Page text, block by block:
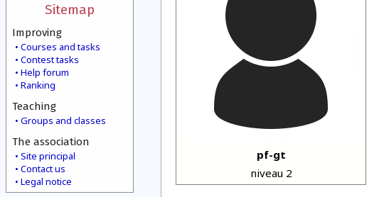
Sitemap
Improving
Courses and tasks
Contest tasks
Help forum
Ranking
Teaching
Groups and classes
The association
Site principal
Contact us
Legal notice
pf-gt
niveau 2